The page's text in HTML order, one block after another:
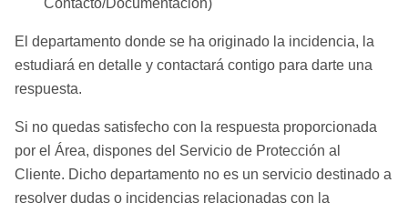
Contacto/Documentación)
El departamento donde se ha originado la incidencia, la
estudiará en detalle y contactará contigo para darte una
respuesta.
Si no quedas satisfecho con la respuesta proporcionada
por el Área, dispones del Servicio de Protección al
Cliente. Dicho departamento no es un servicio destinado a
resolver dudas o incidencias relacionadas con la